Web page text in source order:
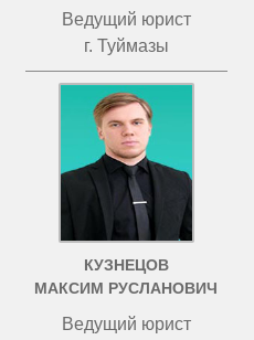
Ведущий юрист
г. Туймазы
КУЗНЕЦОВ
МАКСИМ РУСЛАНОВИЧ
Ведущий юрист